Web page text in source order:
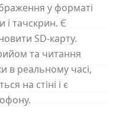
у форматі
і тачскрин. Є
SD-карту.
та читання
в реальному часі,
на стіні і є